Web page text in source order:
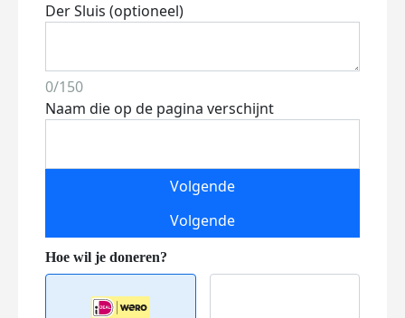
Der Sluis (optioneel)
0/150
Naam die op de pagina verschijnt
Volgende
Volgende